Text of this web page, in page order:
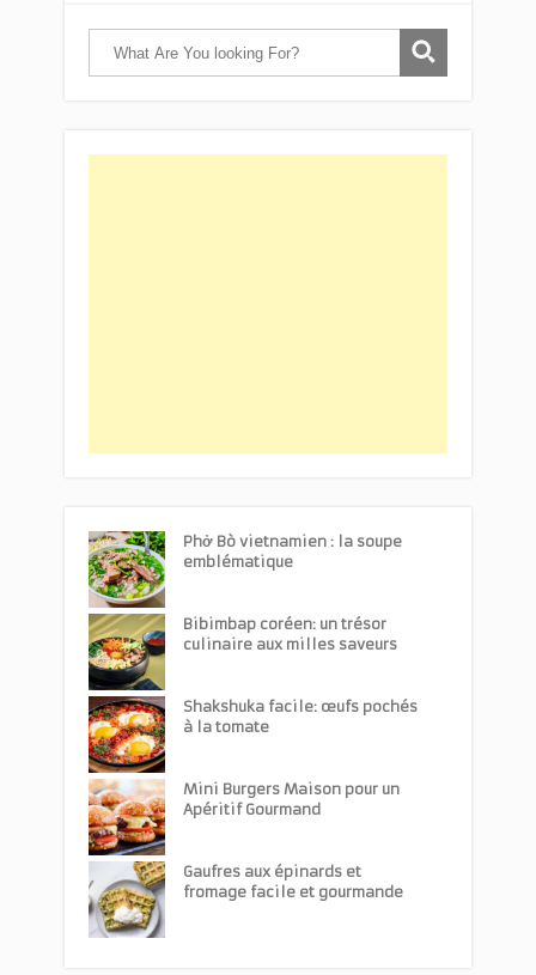
Phở Bò vietnamien : la soupe
emblématique
Bibimbap coréen: un trésor
culinaire aux milles saveurs
Shakshuka facile: œufs pochés
à la tomate
Mini Burgers Maison pour un
Apéritif Gourmand
Gaufres aux épinards et
fromage facile et gourmande